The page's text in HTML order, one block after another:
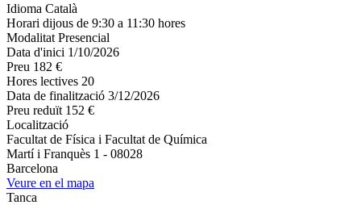
Idioma Català
Horari dijous de 9:30 a 11:30 hores
Modalitat Presencial
Data d'inici 1/10/2026
Preu 182 €
Hores lectives 20
Data de finalització 3/12/2026
Preu reduït 152 €
Localització
Facultat de Física i Facultat de Química
Martí i Franquès 1 - 08028
Barcelona
Veure en el mapa
Tanca